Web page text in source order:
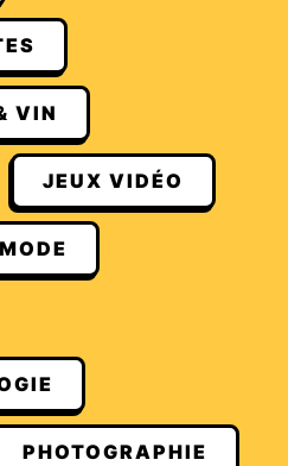
VIN
JEUX VIDÉO
MODE
PHOTOGRAPHIE